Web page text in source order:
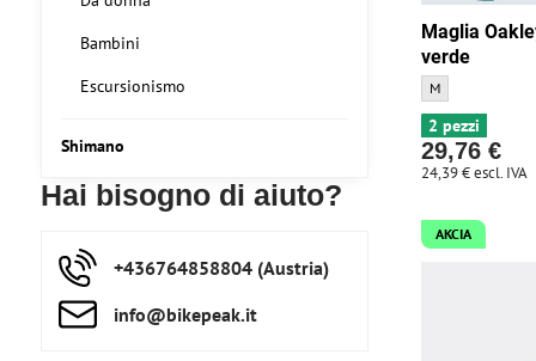
Maglia
verde
Maglia Oakley
M
2 pezzi
29,76 €
24,39 €escl. IVA
AKCIA
Hai bisogno di aiuto?
+436764858804 (Austria)
info​@bikepeak​.it
Bambini
Escursionismo
Shimano